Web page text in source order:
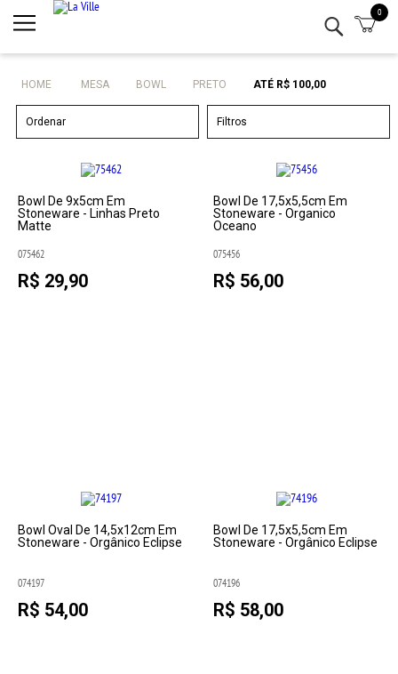
0
Mesa
Eletro
Bar
Decor
HOME MESA BOWL PRETO ATÉ R$ 100,00
Filtros
Ordenar
Bowl De 9x5cm Em
Stoneware - Linhas Preto
Matte
075462
R$ 29,90
Bowl De 17,5x5,5cm Em
Stoneware - Organico
Oceano
075456
R$ 56,00
Bowl Oval De 14,5x12cm Em
Stoneware - Orgânico Eclipse
074197
R$ 54,00
Bowl De 17,5x5,5cm Em
Stoneware - Orgânico Eclipse
074196
R$ 58,00